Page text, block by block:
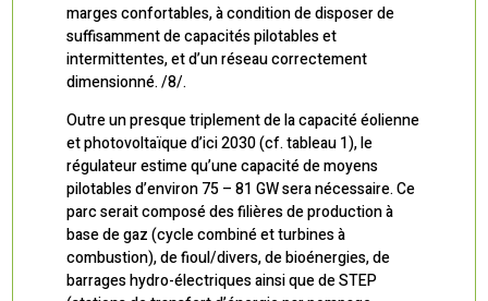
marges confortables, à condition de disposer de
suffisamment de capacités pilotables et
intermittentes, et d’un réseau correctement
dimensionné. /8/.
Outre un presque triplement de la capacité éolienne
et photovoltaïque d’ici 2030 (cf. tableau 1), le
régulateur estime qu’une capacité de moyens
pilotables d’environ 75 – 81 GW sera nécessaire. Ce
parc serait composé des filières de production à
base de gaz (cycle combiné et turbines à
combustion), de fioul/divers, de bioénergies, de
barrages hydro-électriques ainsi que de STEP